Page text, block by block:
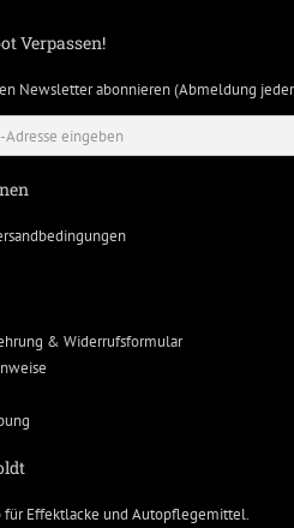
Verpassen!
Newsletter abonnieren (Abmeldung
& Widerrufsformular
fürEffektlacke und Autopflegemittel.